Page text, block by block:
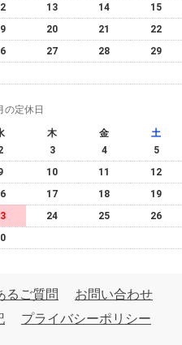
13 14
15
20 21
22
27 28
29
の定休日
木 金
土
3 4
5
10 11
12
17 18
19
24 25
26
るご質問
お問い合わせ
プライバシーポリシー